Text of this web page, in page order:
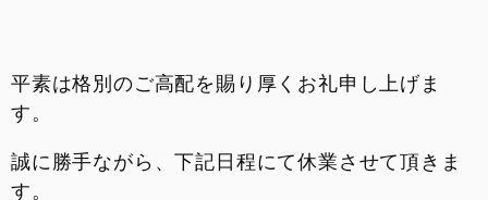
ストア情報
平素は格別のご高配を賜り厚くお礼申し上げま
す。
誠に勝手ながら、下記日程にて休業させて頂きま
す。